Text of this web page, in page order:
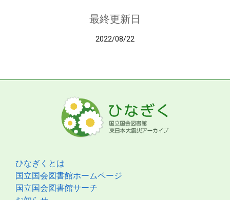
最終更新日
2022/08/22
ひなぎくとは
国立国会図書館ホームページ
国立国会図書館サーチ